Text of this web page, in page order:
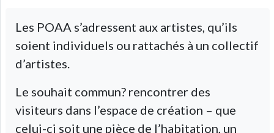
Les POAA s’adressent aux artistes, qu’ils
soient individuels ou rattachés à un collectif
d’artistes.
Le souhait commun? rencontrer des
visiteurs dans l’espace de création – que
celui-ci soit une pièce de l’habitation, un